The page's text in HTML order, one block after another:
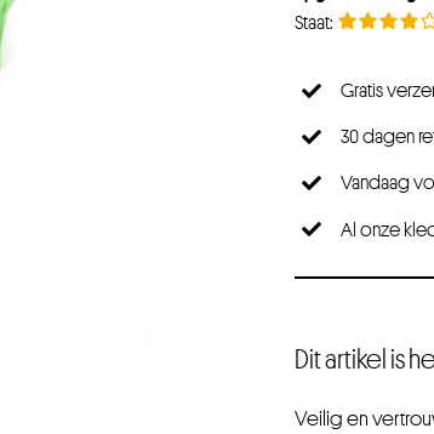
Gratis
30 dagen
Vandaag
Al onze
Dit artikel is
Veilig en